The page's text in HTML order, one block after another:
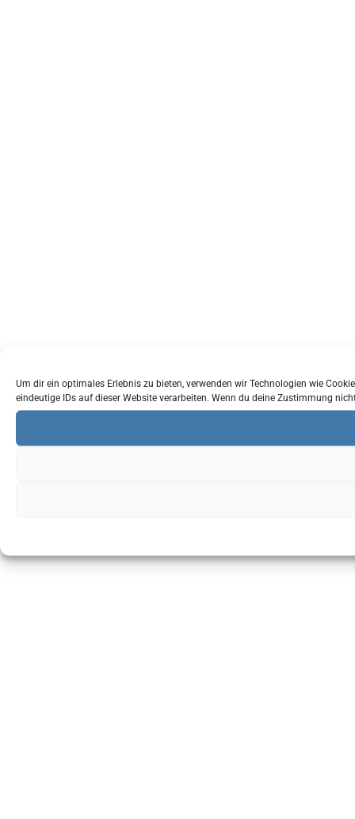
Um dir ein optimales Erlebnis zu bieten, verwenden wir Technologien wie
eindeutige IDs auf dieser Website verarbeiten. Wenn du deine Zustimmung